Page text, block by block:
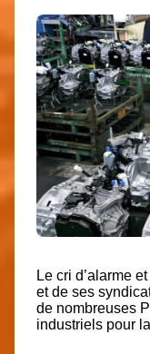
Le cri d’alarme
et de ses
de nombreuses
industriels pour